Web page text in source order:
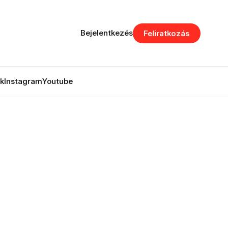
InstagramYoutube
Bejelentkezés Feliratkozás